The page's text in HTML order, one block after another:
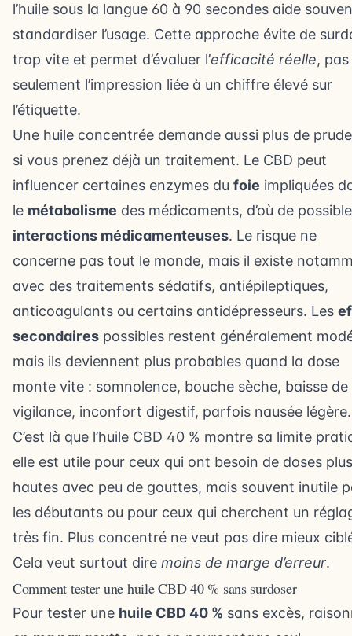
l’huile sous la langue 60 à 90 secondes aide
standardiser l’usage. Cette approche évite de
trop vite et permet d’évaluer l’efficacité réelle, pas
seulement l’impression liée à un chiffre élevé sur
l’étiquette.
Une huile concentrée demande aussi plus de
si vous prenez déjà un traitement. Le CBD peut
influencer certaines enzymes du foie impliquées
le métabolisme des médicaments, d’où de
interactions médicamenteuses. Le risque ne
concerne pas tout le monde, mais il existe
avec des traitements sédatifs, antiépileptiques,
anticoagulants ou certains antidépresseurs. Les
secondaires possibles restent généralement
mais ils deviennent plus probables quand la dose
monte vite : somnolence, bouche sèche, baisse de
vigilance, inconfort digestif, parfois nausée légère.
C’est là que l’huile CBD 40 % montre sa limite
elle est utile pour ceux qui ont besoin de doses plus
hautes avec peu de gouttes, mais souvent inutile
les débutants ou pour ceux qui cherchent un
très fin. Plus concentré ne veut pas dire mieux
Cela veut surtout dire moins de marge d’erreur.
Comment tester une huile CBD 40 % sans surdoser
Pour tester une huile CBD 40 % sans excès,